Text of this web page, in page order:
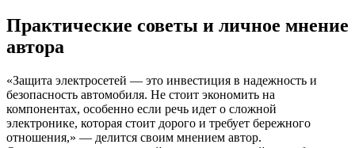
Практические советы и личное мнение
автора
«Защита электросетей — это инвестиция в надежность и
безопасность автомобиля. Не стоит экономить на
компонентах, особенно если речь идет о сложной
электронике, которая стоит дорого и требует бережного
отношения,» — делится своим мнением автор.